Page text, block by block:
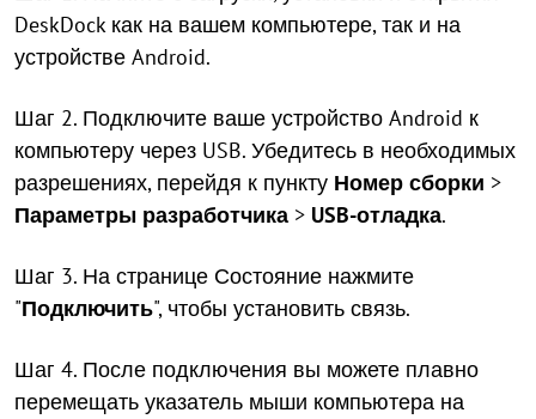
DeskDock как на вашем компьютере, так и на
устройстве Android.
Шаг 2. Подключите ваше устройство Android к
компьютеру через USB. Убедитесь в необходимых
разрешениях, перейдя к пункту Номер сборки >
Параметры разработчика > USB-отладка.
Шаг 3. На странице Состояние нажмите
"Подключить", чтобы установить связь.
Шаг 4. После подключения вы можете плавно
перемещать указатель мыши компьютера на